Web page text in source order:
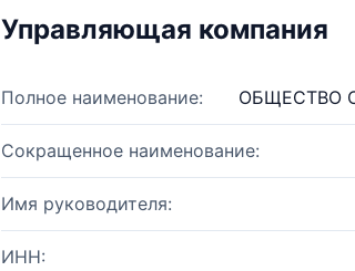
Управляющая компания
Полное наименование: ОБЩЕСТВО
Сокращенное наименование:
Имя руководителя:
ИНН: